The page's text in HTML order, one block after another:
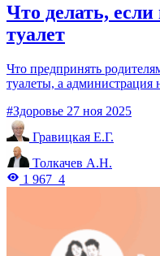
Что делать,
туалет
Что предпринять
туалеты, а администрация
#Здоровье 27 ноя 2025
Гравицкая Е.Г.
Толкачев А.Н.
1 967 4